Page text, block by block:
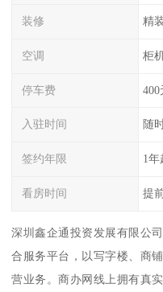
装修 精
空调 柜
停车费 400
入驻时间 随
签约年限 1年
看房时间 提
深圳鑫企通投资发展有限公
合服务平台，以写字楼、商
营业务。商办网线上拥有真